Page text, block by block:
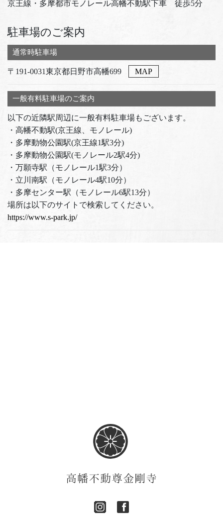
京王線・多摩都市モノレール高幡不動駅下車 徒歩5分
駐車場のご案内
通常時駐車場
〒191-0031東京都日野市高幡699 MAP
一般有料駐車場のご案内
以下の近隣駅周辺に一般有料駐車場もございます。
・高幡不動駅(京王線、モノレール)
・多摩動物公園駅(京王線1駅3分)
・多摩動物公園駅(モノレール2駅4分)
・万願寺駅（モノレール1駅3分）
・立川南駅（モノレール4駅10分）
・多摩センター駅（モノレール6駅13分）
場所は以下のサイトで検索してください。
https://www.s-park.jp/